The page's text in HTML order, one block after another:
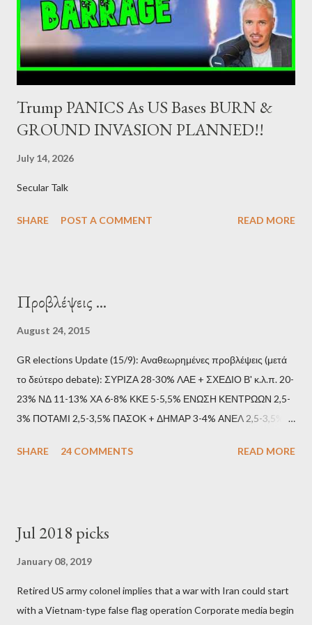
the government securities market, i.e., to participate in the
syndications and auctions of Greek government securities in
the primary mark...
Trump PANICS As US Bases BURN &
GROUND INVASION PLANNED!!
July 14, 2026
Secular Talk
SHARE POST A COMMENT READ MORE
Προβλέψεις ...
August 24, 2015
GR elections Update (15/9): Αναθεωρημένες προβλέψεις (μετά
το δεύτερο debate): ΣΥΡΙΖΑ 28-30% ΛΑΕ + ΣΧΕΔΙΟ Β' κ.λ.π. 20-
23% ΝΔ 11-13% ΧΑ 6-8% ΚΚΕ 5-5,5% ΕΝΩΣΗ ΚΕΝΤΡΩΩΝ 2,5-
3% ΠΟΤΑΜΙ 2,5-3,5% ΠΑΣΟΚ + ΔΗΜΑΡ 3-4% ΑΝΕΛ 2,5-3,5%
debate): ΣΥΡΙΖΑ 25-28% ΛΑΕ + ΣΧΕΔΙΟ Β' κ.λ.π. 20-23% ΝΔ
ΛΑΕ + ΣΧΕΔΙΟ Β' κ.λ.π. 20-23% ΝΔ 12-15% ΧΑ 6-8% ΚΚΕ 5-
ΣΥΡΙΖΑ 23-25% ΛΑΕ + ΣΧΕΔΙΟ Β' κ.λ.π. 20-23% ΝΔ 12-15% ΧΑ
6-8% ΚΚΕ 5-5,5% ΕΝΩΣΗ ΚΕΝΤΡΩΩΝ 4-4,5% ΠΟΤΑΜΙ 4-4,5%
SHARE 24 COMMENTS READ MORE
Jul 2018 picks
January 08, 2019
Retired US army colonel implies that a war with Iran could start
with a Vietnam-type false flag operation Corporate media begin